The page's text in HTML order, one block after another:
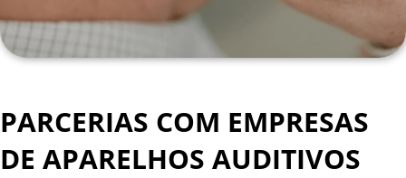
PARCERIAS COM EMPRESAS
DE APARELHOS AUDITIVOS